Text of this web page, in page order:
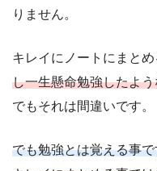
りません。
キレイにノートにまと
し一生懸命勉強したよ
でもそれは間違いです。
でも勉強とは覚える事